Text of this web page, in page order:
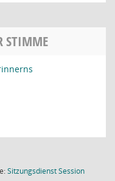
STIMME
SitzungsdienstSession(Wird in